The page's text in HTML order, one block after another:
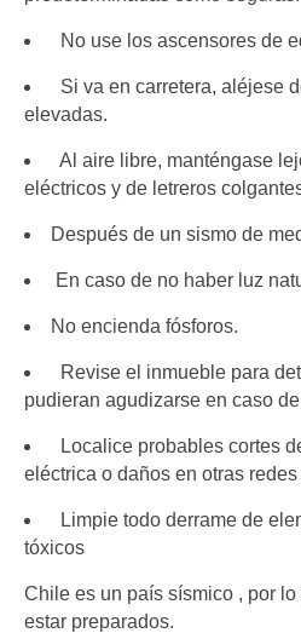
No use los ascensores de
Si va en carretera, aléjese
elevadas.
Al aire libre, manténgase
eléctricos y de letreros
Después de un sismo de
En caso de no haber luz
No encienda fósforos.
Revise el inmueble para
pudieran agudizarse en caso
Localice probables cortes
eléctrica o daños en otras
Limpie todo derrame de
tóxicos
Chile es un país sísmico , por
estar preparados.